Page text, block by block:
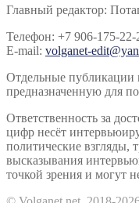
Главный редактор:
Телефон: +7 906-175-22-
E-mail: volganet-
Отдельные публикации
предназначенную для
Ответственность за
цифр несёт
политические взгляды,
высказывания
точкой зрения и могут